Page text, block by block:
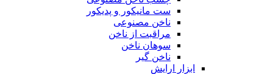
ست مانیکور و پدیکور
ناخن مصنوعی
مراقبت از ناخن
سوهان ناخن
ناخن گیر
ابزار ارایش